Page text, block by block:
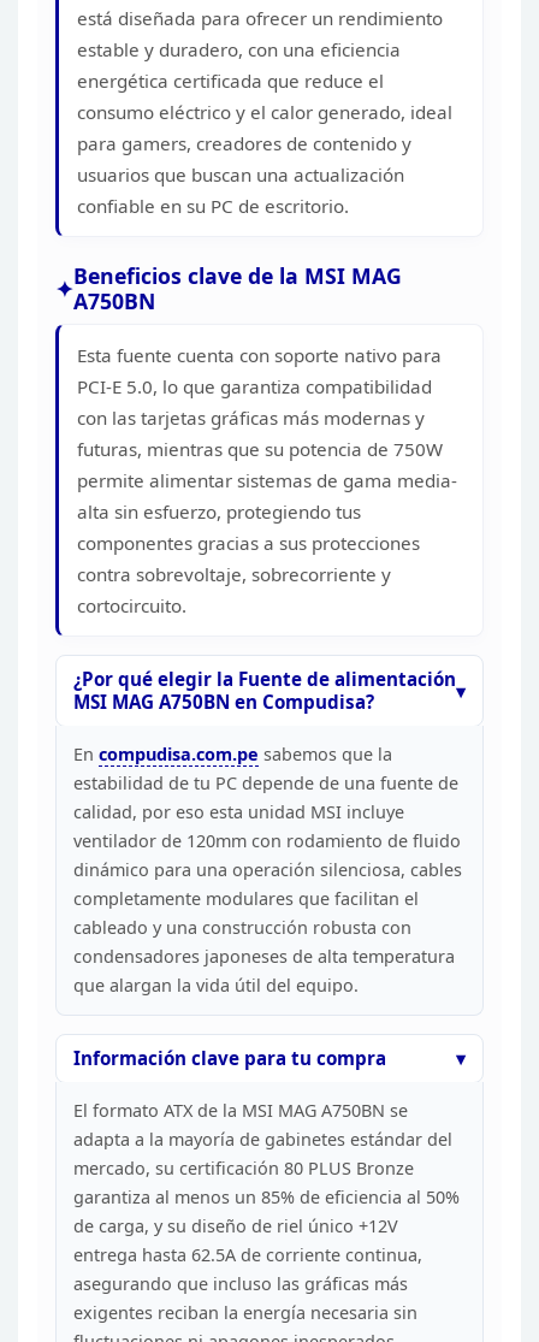
está diseñada para ofrecer un rendimiento
estable y duradero, con una eficiencia
energética certificada que reduce el
consumo eléctrico y el calor generado, ideal
para gamers, creadores de contenido y
usuarios que buscan una actualización
confiable en su PC de escritorio.
Beneficios clave de la MSI MAG
A750BN
Esta fuente cuenta con soporte nativo para
PCI-E 5.0, lo que garantiza compatibilidad
con las tarjetas gráficas más modernas y
futuras, mientras que su potencia de 750W
permite alimentar sistemas de gama media-
alta sin esfuerzo, protegiendo tus
componentes gracias a sus protecciones
contra sobrevoltaje, sobrecorriente y
cortocircuito.
¿Por qué elegir la Fuente de alimentación
MSI MAG A750BN en Compudisa?
En compudisa.com.pe sabemos que la
estabilidad de tu PC depende de una fuente de
calidad, por eso esta unidad MSI incluye
ventilador de 120mm con rodamiento de fluido
dinámico para una operación silenciosa, cables
completamente modulares que facilitan el
cableado y una construcción robusta con
condensadores japoneses de alta temperatura
que alargan la vida útil del equipo.
Información clave para tu compra
El formato ATX de la MSI MAG A750BN se
adapta a la mayoría de gabinetes estándar del
mercado, su certificación 80 PLUS Bronze
garantiza al menos un 85% de eficiencia al 50%
de carga, y su diseño de riel único +12V
entrega hasta 62.5A de corriente continua,
asegurando que incluso las gráficas más
exigentes reciban la energía necesaria sin